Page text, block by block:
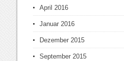
April 2016
Januar 2016
Dezember 2015
September 2015